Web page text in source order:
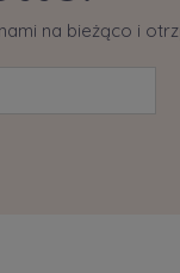
na bieżąco i